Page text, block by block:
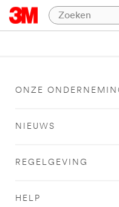
ONZE
NIEUWS
REGELGEVING
HELP